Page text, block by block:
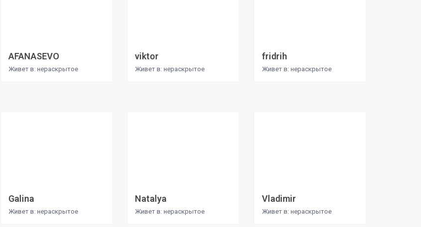
AFANASEVO
Живет в: нераскрытое
viktor
Живет в: нераскрытое
fridrih
Живет в: нераскрытое
Galina
Живет в: нераскрытое
Natalya
Живет в: нераскрытое
Vladimir
Живет в: нераскрытое